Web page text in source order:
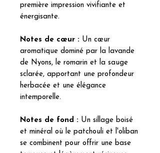
première impression vivifiante et
énergisante.
Notes de cœur : Un cœur
aromatique dominé par la lavande
de Nyons, le romarin et la sauge
sclarée, apportant une profondeur
herbacée et une élégance
intemporelle.
Notes de fond : Un sillage boisé
et minéral où le patchouli et l'oliban
se combinent pour offrir une base